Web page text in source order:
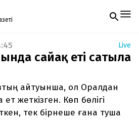
ай сайын электронды
Жаңа нөмір
жіберіледі. Тек email
жібереміз.
Live
сайғақ еті сатыла
айтуынша, ол Оралдан
жеткізген. Көп бөлігі
тек бірнеше ғана туша